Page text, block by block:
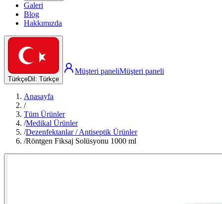
Galeri
Blog
Hakkımızda
TürkçeDil: Türkçe
Müşteri paneliMüşteri paneli
Anasayfa
/
Tüm Ürünler
/Medikal Ürünler
/Dezenfektanlar / Antiseptik Ürünler
/Röntgen Fiksaj Solüsyonu 1000 ml